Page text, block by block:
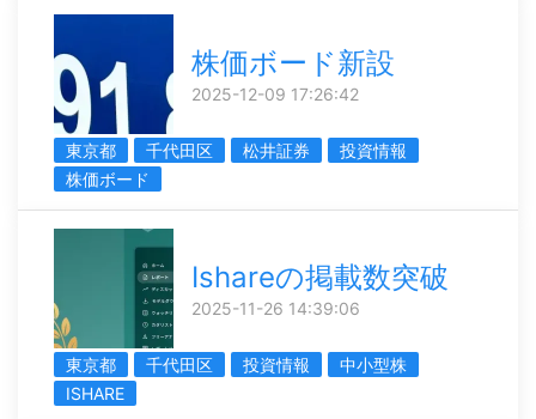
株価ボード新設
2025-12-09 17:26:42
東京都 千代田区 松井証券
投資情報
株価ボード
Ishareの掲載数突破
2025-11-26 14:39:06
東京都 千代田区 投資情報
中小型株
ISHARE